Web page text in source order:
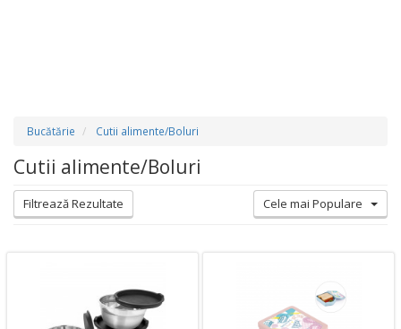
Bucătărie Cutii alimente/Boluri
Cutii alimente/Boluri
Cele mai Populare
Filtrează Rezultate